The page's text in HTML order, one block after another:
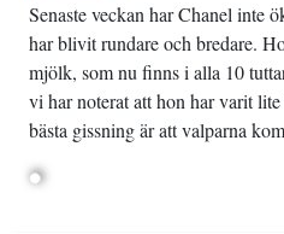
Senaste veckan har Chanel inte
har blivit rundare och bredare.
mjölk, som nu finns i alla 10
vi har noterat att hon har varit
bästa gissning är att valparna